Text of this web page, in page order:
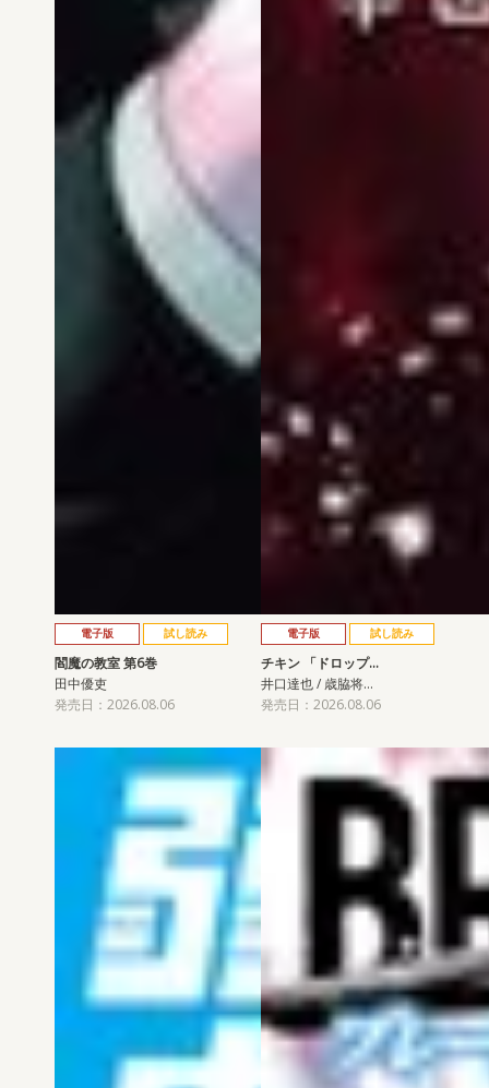
電子版 試し読み
閻魔の教室 第6巻
田中優吏
発売日：2026.08.06
電子版 試し読み
チキン 「ドロップ…
井口達也 / 歳脇将…
発売日：2026.08.06